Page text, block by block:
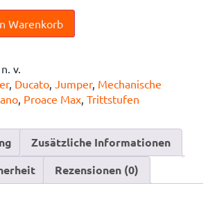
Warenkorb
n. v.
, Ducato, Jumper, Mechanische
, Proace Max, Trittstufen
Zusätzliche Informationen
Rezensionen (0)